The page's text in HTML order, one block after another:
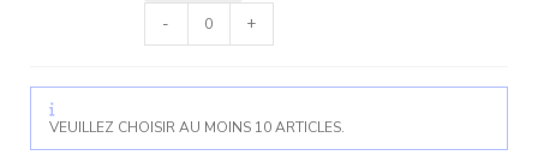
-
+
VEUILLEZ CHOISIR AU MOINS 10 ARTICLES.